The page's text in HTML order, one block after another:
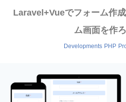
Laravel+Vueでフォーム作
ム画面を作ろ
Developments PHP